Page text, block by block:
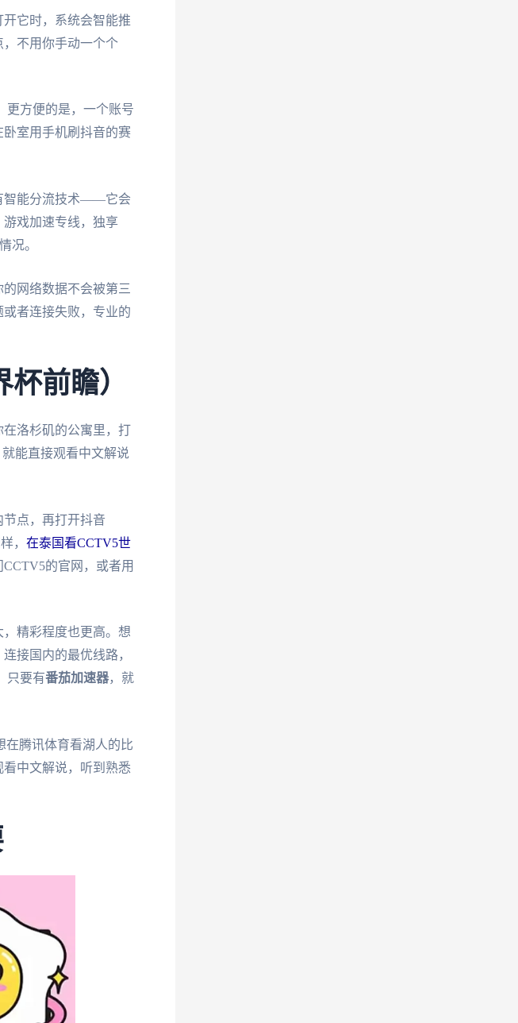
它时，系统会智能推
不用你手动一个个
更方便的是，一个账号
室用手机刷抖音的赛
智能分流技术——它会
戏加速专线，独享
况。
网络数据不会被第三
者连接失败，专业的
前瞻）
洛杉矶的公寓里，打
能直接观看中文解说
点，再打开抖音
， 在泰国看CCTV5世
的官网，或者用
精彩程度也更高。想
连接国内的最优线路，
只要有番茄加速器，就
在腾讯体育看湖人的比
中文解说，听到熟悉